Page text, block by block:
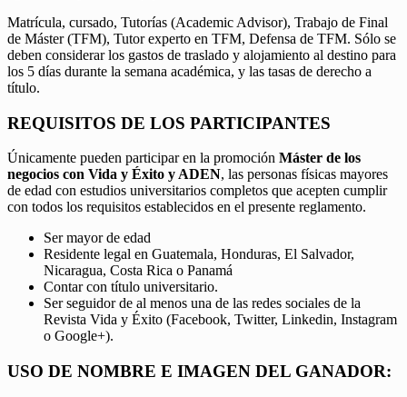
Matrícula, cursado, Tutorías (Academic Advisor), Trabajo de Final
de Máster (TFM), Tutor experto en TFM, Defensa de TFM. Sólo se
deben considerar los gastos de traslado y alojamiento al destino para
los 5 días durante la semana académica, y las tasas de derecho a
título.
REQUISITOS DE LOS PARTICIPANTES
Únicamente pueden participar en la promoción Máster de los
negocios con Vida y Éxito y ADEN, las personas físicas mayores
de edad con estudios universitarios completos que acepten cumplir
con todos los requisitos establecidos en el presente reglamento.
Ser mayor de edad
Residente legal en Guatemala, Honduras, El Salvador,
Nicaragua, Costa Rica o Panamá
Contar con título universitario.
Ser seguidor de al menos una de las redes sociales de la
Revista Vida y Éxito (Facebook, Twitter, Linkedin, Instagram
o Google+).
USO DE NOMBRE E IMAGEN DEL GANADOR: